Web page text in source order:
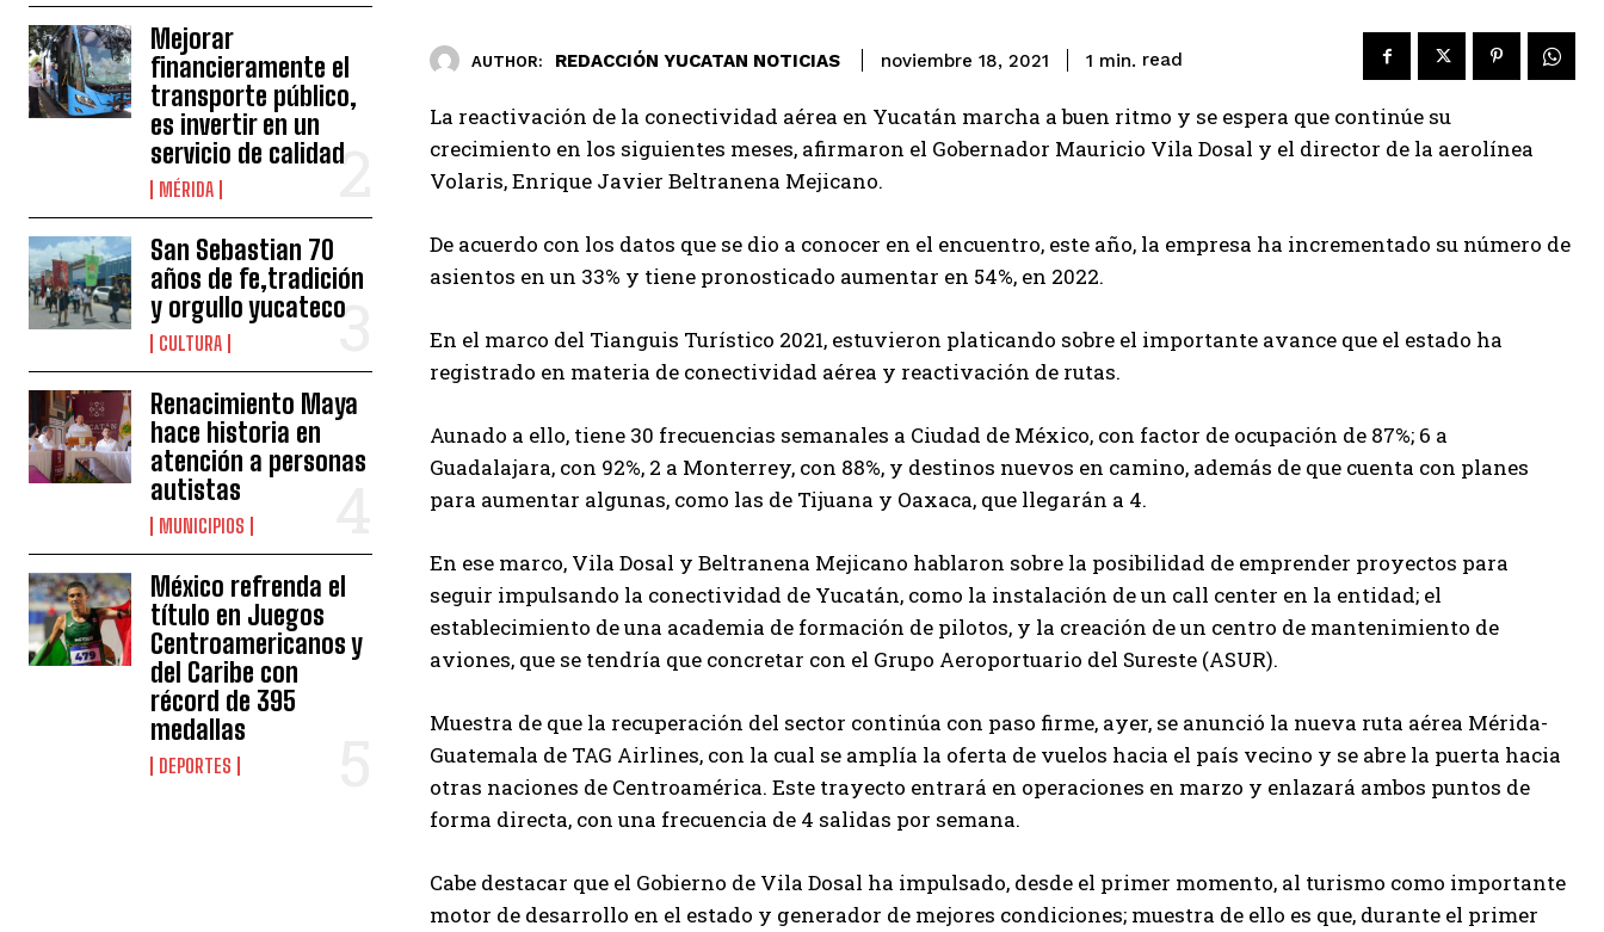
Mejorar
financieramente el
transporte público,
es invertir en un
servicio de calidad
MÉRIDA
San Sebastian 70
años de fe,tradición
y orgullo yucateco
CULTURA
Renacimiento Maya
hace historia en
atención a personas
autistas
MUNICIPIOS
México refrenda el
título en Juegos
Centroamericanos y
del Caribe con
récord de 395
medallas
DEPORTES
AUTHOR: REDACCIÓN YUCATAN NOTICIAS noviembre 18, 2021 1 min. read
La reactivación de la conectividad aérea en Yucatán marcha a buen ritmo y se espera que continúe su
crecimiento en los siguientes meses, afirmaron el Gobernador Mauricio Vila Dosal y el director de la aerolínea
Volaris, Enrique Javier Beltranena Mejicano.
De acuerdo con los datos que se dio a conocer en el encuentro, este año, la empresa ha incrementado su número de
asientos en un 33% y tiene pronosticado aumentar en 54%, en 2022.
En el marco del Tianguis Turístico 2021, estuvieron platicando sobre el importante avance que el estado ha
registrado en materia de conectividad aérea y reactivación de rutas.
Aunado a ello, tiene 30 frecuencias semanales a Ciudad de México, con factor de ocupación de 87%; 6 a
Guadalajara, con 92%, 2 a Monterrey, con 88%, y destinos nuevos en camino, además de que cuenta con planes
para aumentar algunas, como las de Tijuana y Oaxaca, que llegarán a 4.
En ese marco, Vila Dosal y Beltranena Mejicano hablaron sobre la posibilidad de emprender proyectos para
seguir impulsando la conectividad de Yucatán, como la instalación de un call center en la entidad; el
establecimiento de una academia de formación de pilotos, y la creación de un centro de mantenimiento de
aviones, que se tendría que concretar con el Grupo Aeroportuario del Sureste (ASUR).
Muestra de que la recuperación del sector continúa con paso firme, ayer, se anunció la nueva ruta aérea Mérida-
Guatemala de TAG Airlines, con la cual se amplía la oferta de vuelos hacia el país vecino y se abre la puerta hacia
otras naciones de Centroamérica. Este trayecto entrará en operaciones en marzo y enlazará ambos puntos de
forma directa, con una frecuencia de 4 salidas por semana.
Cabe destacar que el Gobierno de Vila Dosal ha impulsado, desde el primer momento, al turismo como importante
motor de desarrollo en el estado y generador de mejores condiciones; muestra de ello es que, durante el primer